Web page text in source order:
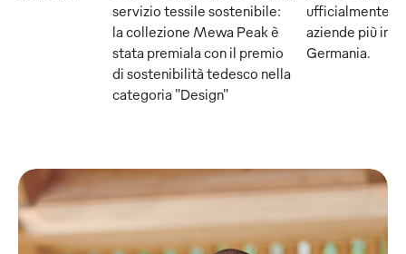
servizio tessile sostenibile:
la collezione Mewa Peak è
stata premiala con il premio
di sostenibilità tedesco nella
categoria "Design"
ufficialmente
aziende più
Germania.